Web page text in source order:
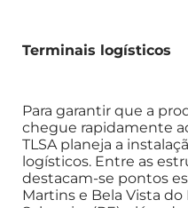
Terminais logísticos
Para garantir que a
chegue rapidamente
TLSA planeja a
logísticos. Entre as
destacam-se pontos
Martins e Bela Vista do